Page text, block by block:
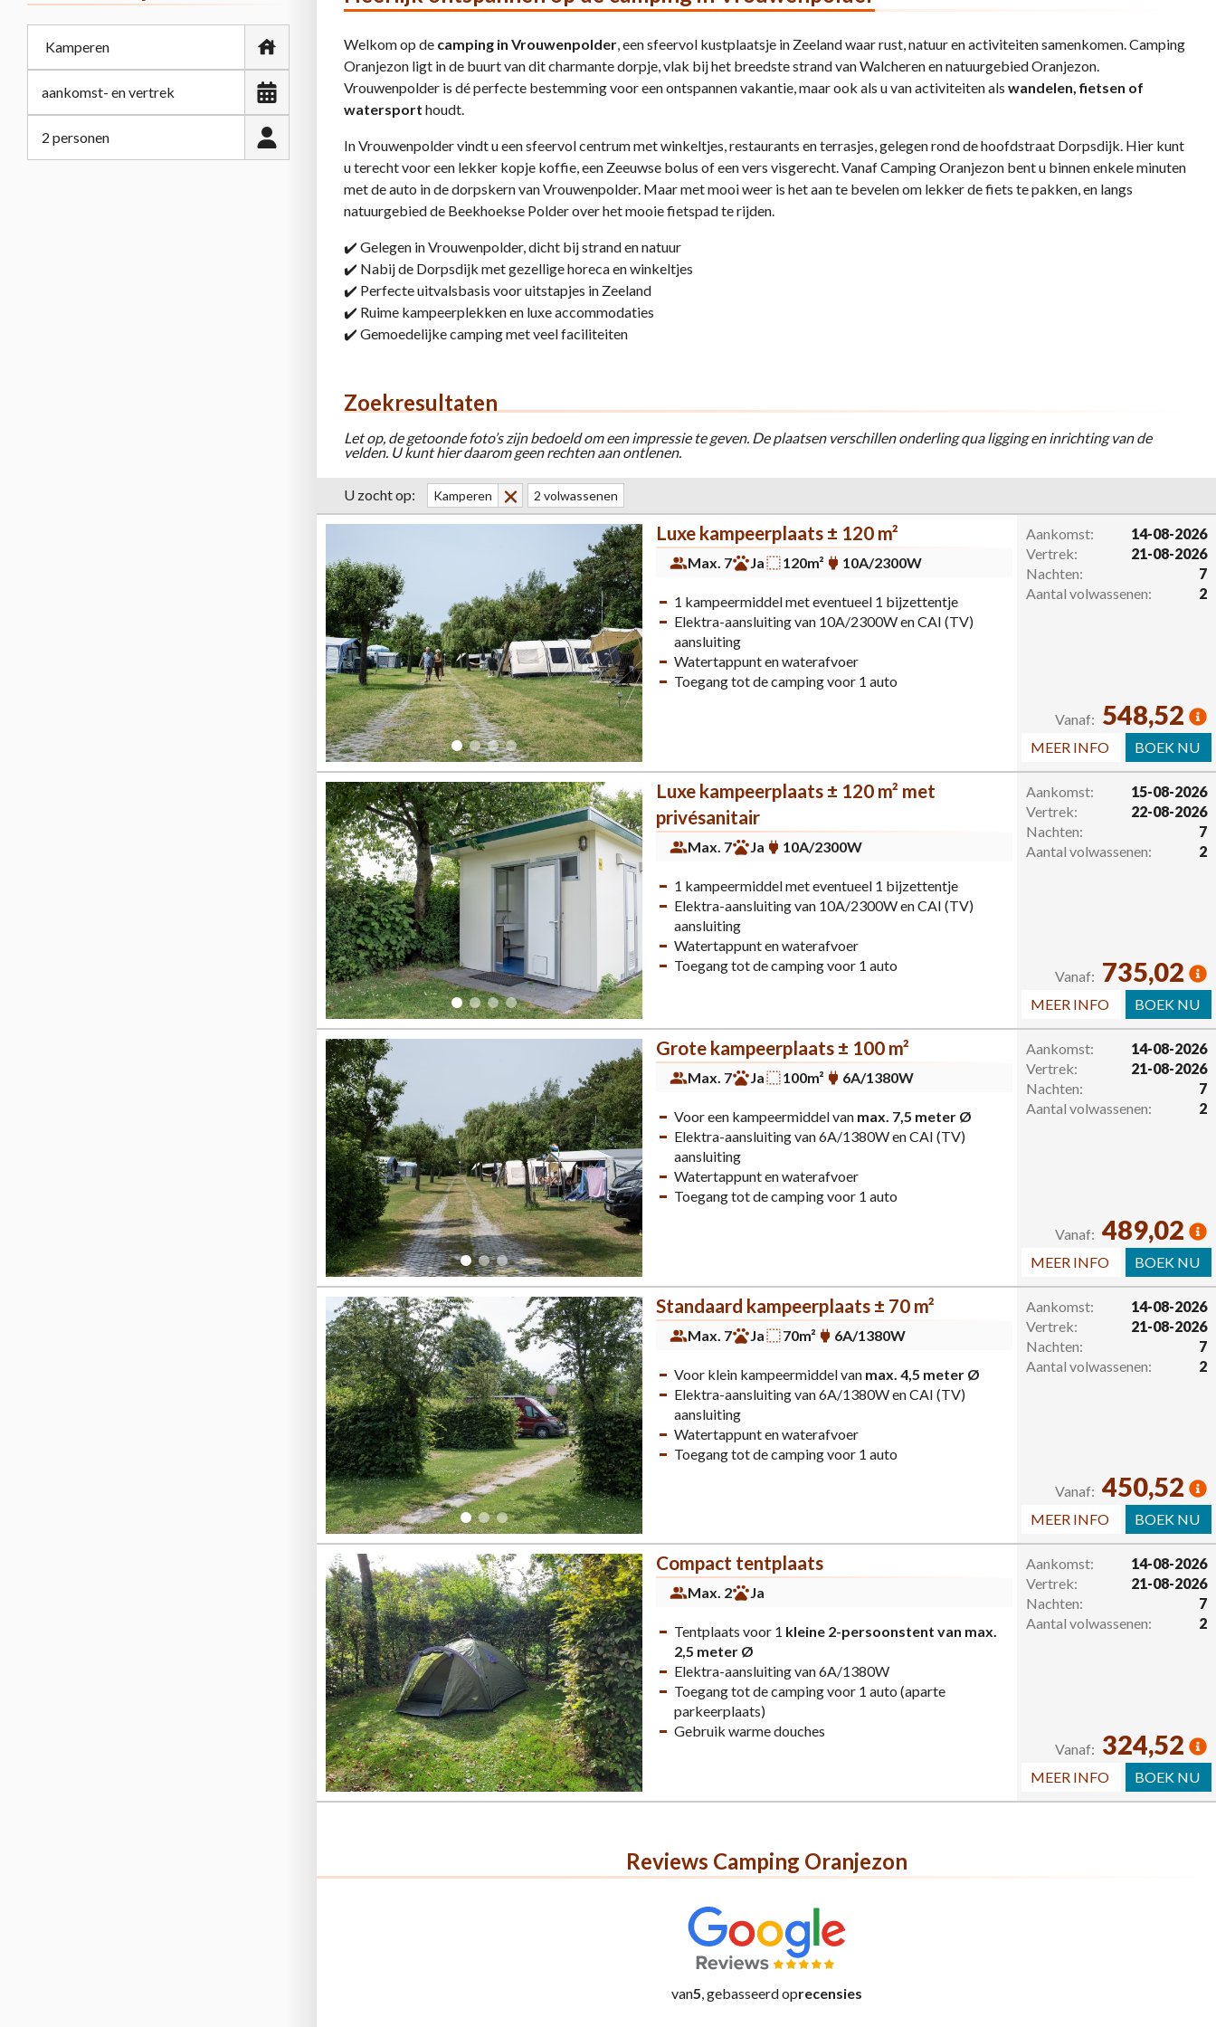
2 personen
Welkom op de camping in Vrouwenpolder, een sfeervol kustplaatsje in Zeeland waar rust, natuur en activiteiten samenkomen. Camping
Oranjezon ligt in de buurt van dit charmante dorpje, vlak bij het breedste strand van Walcheren en natuurgebied Oranjezon.
Vrouwenpolder is dé perfecte bestemming voor een ontspannen vakantie, maar ook als u van activiteiten als wandelen, fietsen of
watersport houdt.
In Vrouwenpolder vindt u een sfeervol centrum met winkeltjes, restaurants en terrasjes, gelegen rond de hoofdstraat Dorpsdijk. Hier kunt
u terecht voor een lekker kopje koffie, een Zeeuwse bolus of een vers visgerecht. Vanaf Camping Oranjezon bent u binnen enkele minuten
met de auto in de dorpskern van Vrouwenpolder. Maar met mooi weer is het aan te bevelen om lekker de fiets te pakken, en langs
natuurgebied de Beekhoekse Polder over het mooie fietspad te rijden.
✔️ Gelegen in Vrouwenpolder, dicht bij strand en natuur
✔️ Nabij de Dorpsdijk met gezellige horeca en winkeltjes
✔️ Perfecte uitvalsbasis voor uitstapjes in Zeeland
✔️ Ruime kampeerplekken en luxe accommodaties
✔️ Gemoedelijke camping met veel faciliteiten
Zoekresultaten
Let op, de getoonde foto’s zijn bedoeld om een impressie te geven. De plaatsen verschillen onderling qua ligging en inrichting van de
velden. U kunt hier daarom geen rechten aan ontlenen.
U zocht op: Kamperen 2 volwassenen
Luxe kampeerplaats ± 120 m²
Max. 7 Ja 120m² 10A/2300W
1 kampeermiddel met eventueel 1 bijzettentje
Elektra-aansluiting van 10A/2300W en CAI (TV)
aansluiting
Watertappunt en waterafvoer
Toegang tot de camping voor 1 auto
Aankomst:
14-08-2026
Vertrek:
21-08-2026
Nachten:
7
Aantal volwassenen:
2
Vanaf: 548,52
MEER INFO BOEK NU
Luxe kampeerplaats ± 120 m² met
privésanitair
Max. 7 Ja 10A/2300W
1 kampeermiddel met eventueel 1 bijzettentje
Elektra-aansluiting van 10A/2300W en CAI (TV)
aansluiting
Watertappunt en waterafvoer
Toegang tot de camping voor 1 auto
Aankomst:
15-08-2026
Vertrek:
22-08-2026
Nachten:
7
Aantal volwassenen:
2
Vanaf: 735,02
MEER INFO BOEK NU
Grote kampeerplaats ± 100 m²
Max. 7 Ja 100m² 6A/1380W
Voor een kampeermiddel van max. 7,5 meter Ø
Elektra-aansluiting van 6A/1380W en CAI (TV)
aansluiting
Watertappunt en waterafvoer
Toegang tot de camping voor 1 auto
Aankomst:
14-08-2026
Vertrek:
21-08-2026
Nachten:
7
Aantal volwassenen:
2
Vanaf: 489,02
MEER INFO BOEK NU
Standaard kampeerplaats ± 70 m²
Max. 7 Ja 70m² 6A/1380W
Voor klein kampeermiddel van max. 4,5 meter Ø
Elektra-aansluiting van 6A/1380W en CAI (TV)
aansluiting
Watertappunt en waterafvoer
Toegang tot de camping voor 1 auto
Aankomst:
14-08-2026
Vertrek:
21-08-2026
Nachten:
7
Aantal volwassenen:
2
Vanaf: 450,52
MEER INFO BOEK NU
Compact tentplaats
Max. 2 Ja
Tentplaats voor 1 kleine 2-persoonstent van max.
2,5 meter Ø
Elektra-aansluiting van 6A/1380W
Toegang tot de camping voor 1 auto (aparte
parkeerplaats)
Gebruik warme douches
Aankomst:
14-08-2026
Vertrek:
21-08-2026
Nachten:
7
Aantal volwassenen:
2
Vanaf: 324,52
MEER INFO BOEK NU
Reviews Camping Oranjezon
van5, gebasseerd oprecensies